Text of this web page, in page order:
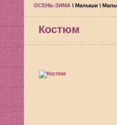
ОСЕНЬ-ЗИМА \ Малыши \
Костюм